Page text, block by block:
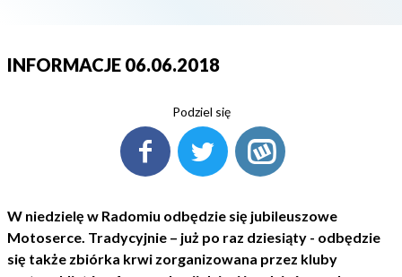
INFORMACJE 06.06.2018
Podziel się
W niedzielę w Radomiu odbędzie się jubileuszowe
Motoserce. Tradycyjnie – już po raz dziesiąty - odbędzie
się także zbiórka krwi zorganizowana przez kluby